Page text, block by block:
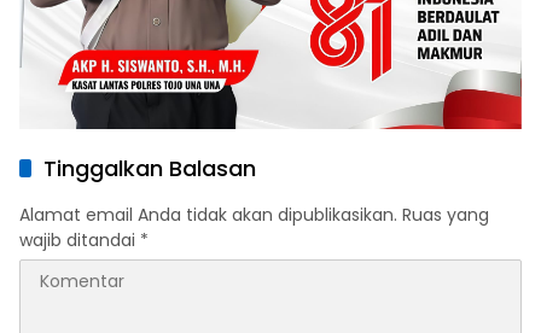
Tinggalkan Balasan
Alamat email Anda tidak akan dipublikasikan. Ruas yang
wajib ditandai *